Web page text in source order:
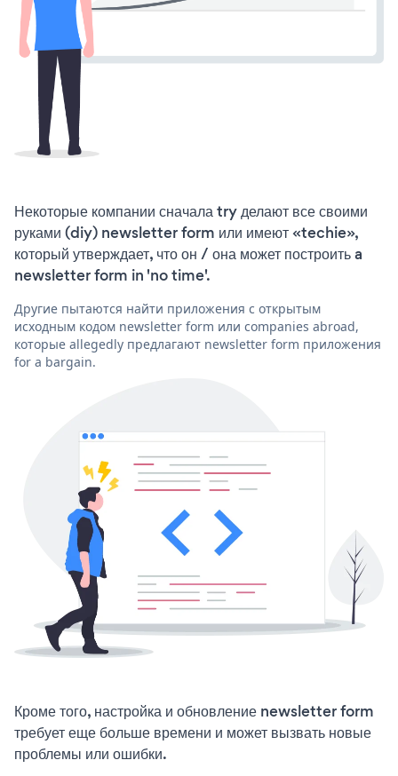
Некоторые компании сначала try делают все своими
руками (diy) newsletter form или имеют «techie»,
который утверждает, что он / она может построить a
newsletter form in 'no time'.
Другие пытаются найти приложения с открытым
исходным кодом newsletter form или companies abroad,
которые allegedly предлагают newsletter form приложения
for a bargain.
Кроме того, настройка и обновление newsletter form
требует еще больше времени и может вызвать новые
проблемы или ошибки.